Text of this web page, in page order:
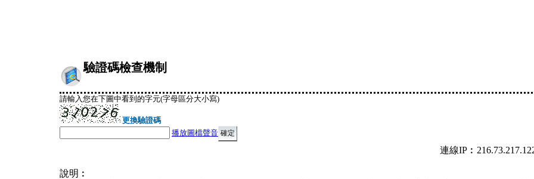
驗證碼檢查機制
請輸入您在下圖中看到的字元(字母區分大小寫)
更換驗證碼
播放圖檔聲音
連線
說明︰